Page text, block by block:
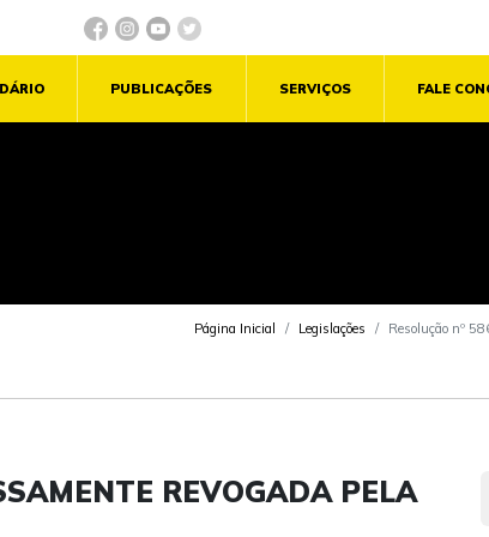
PUBLICAÇÕES SERVIÇOS FALE
Página Inicial Legislações Resolução nº
REVOGADA PELA